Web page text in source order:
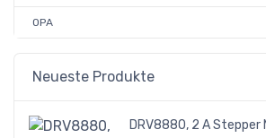
OPA
Neueste Produkte
DRV8880, 2 A Stepper